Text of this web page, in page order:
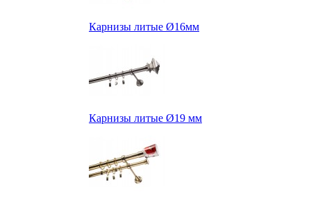
Карнизы литые Ø16мм
Карнизы литые Ø19 мм